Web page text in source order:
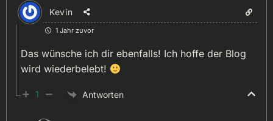
Kevin
1 Jahr zuvor
Das wünsche ich dir ebenfalls! Ich hoffe der Blog
wird wiederbelebt!
1 Antworten